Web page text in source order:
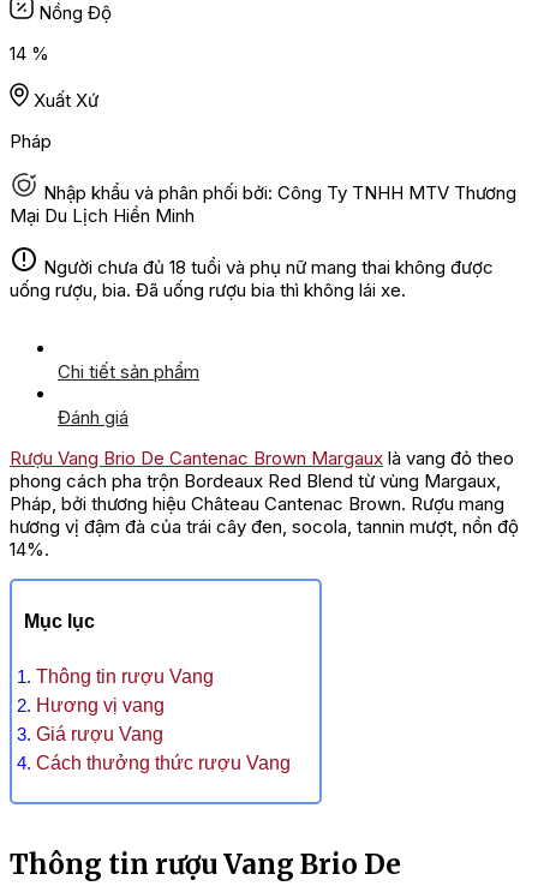
Nồng Độ
14 %
Xuất Xứ
Pháp
Nhập khẩu và phân phối bởi: Công Ty TNHH MTV Thương
Mại Du Lịch Hiền Minh
Người chưa đủ 18 tuổi và phụ nữ mang thai không được
uống rượu, bia. Đã uống rượu bia thì không lái xe.
Chi tiết sản phẩm
Đánh giá
Rượu Vang Brio De Cantenac Brown Margaux là vang đỏ theo
phong cách pha trộn Bordeaux Red Blend từ vùng Margaux,
Pháp, bởi thương hiệu Château Cantenac Brown. Rượu mang
hương vị đậm đà của trái cây đen, socola, tannin mượt, nồn độ
14%.
Mục lục
Thông tin rượu Vang
Hương vị vang
Giá rượu Vang
Cách thưởng thức rượu Vang
Thông tin rượu Vang Brio De